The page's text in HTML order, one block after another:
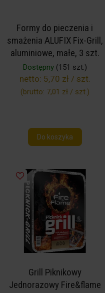
Formy do pieczenia i
smażenia ALUFIX Fix-Grill,
aluminiowe, małe, 3 szt.
Dostępny(151 szt.)
netto: 5,70 zł / szt.
(brutto: 7,01 zł / szt.)
Do koszyka
Grill Piknikowy
Jednorazowy Fire&flame